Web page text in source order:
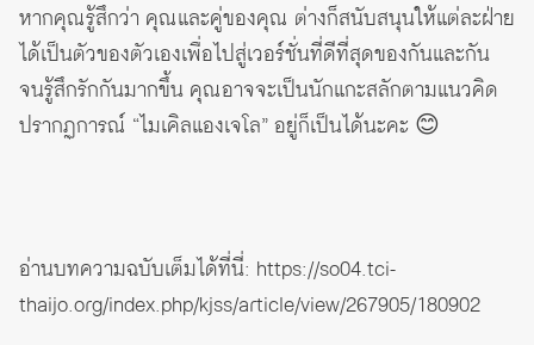
หากคุณรู้สึกว่า คุณและคู่ของคุณ ต่างก็สนับสนุนให้แต่ละฝ่าย
ได้เป็นตัวของตัวเองเพื่อไปสู่เวอร์ชั่นที่ดีที่สุดของกันและกัน
จนรู้สึกรักกันมากขึ้น คุณอาจจะเป็นนักแกะสลักตามแนวคิด
ปรากฏการณ์ “ไมเคิลแองเจโล” อยู่ก็เป็นได้นะคะ 😊
อ่านบทความฉบับเต็มได้ที่นี่: https://so04.tci-
thaijo.org/index.php/kjss/article/view/267905/180902